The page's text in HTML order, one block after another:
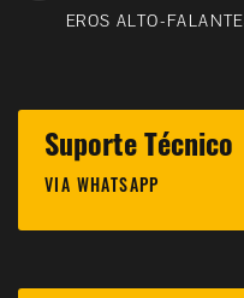
EROS ALTO-
Suporte Técnico
VIA WHATSAPP